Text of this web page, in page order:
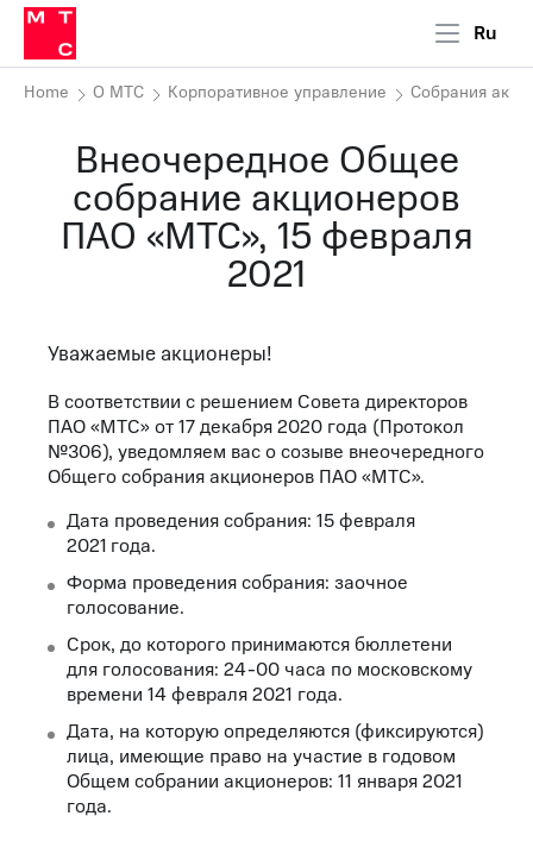
Ru
Home О МТС Корпоративное управление Собрания
Внеочередное Общее
собрание акционеров
ПАО «МТС», 15 февраля
2021
Уважаемые акционеры!
В соответствии с решением Совета директоров
ПАО «МТС» от 17 декабря 2020 года (Протокол
№306), уведомляем вас о созыве внеочередного
Общего собрания акционеров ПАО «МТС».
Дата проведения собрания: 15 февраля
2021 года.
Форма проведения собрания: заочное
голосование.
Срок, до которого принимаются бюллетени
для голосования: 24-00 часа по московскому
времени 14 февраля 2021 года.
Дата, на которую определяются (фиксируются)
лица, имеющие право на участие в годовом
Общем собрании акционеров: 11 января 2021
года.